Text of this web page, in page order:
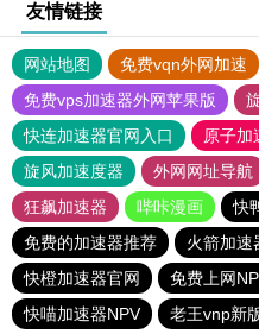
友情链接
网站地图 免费vqn外网加速
免费vps加速器外网苹果版
快连加速器官网入口
原子加
旋风加速度器
外网网址导航
狂飙加速器
哔咔漫画 快
免费的加速器推荐
火箭加速
快橙加速器官网
免费上网
快喵加速器NPV
老王vnp新